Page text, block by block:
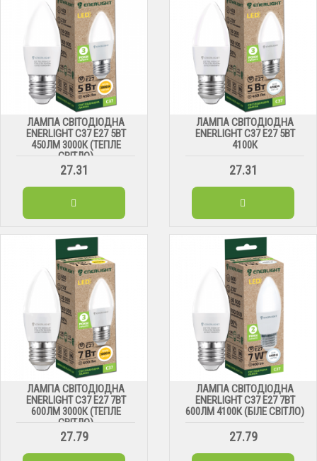
ЛАМПА СВІТОДІОДНА
ENERLIGHT С37 Е27 5ВТ
450ЛМ 3000К (ТЕПЛЕ
СВІТЛО)
27.31
ЛАМПА СВІТОДІОДНА
ENERLIGHT С37 Е27 5ВТ
4100К
27.31
ЛАМПА СВІТОДІОДНА
ENERLIGHT С37 Е27 7ВТ
600ЛМ 3000К (ТЕПЛЕ
СВІТЛО)
27.79
ЛАМПА СВІТОДІОДНА
ENERLIGHT С37 Е27 7ВТ
600ЛМ 4100К (БІЛЕ СВІТЛО)
27.79